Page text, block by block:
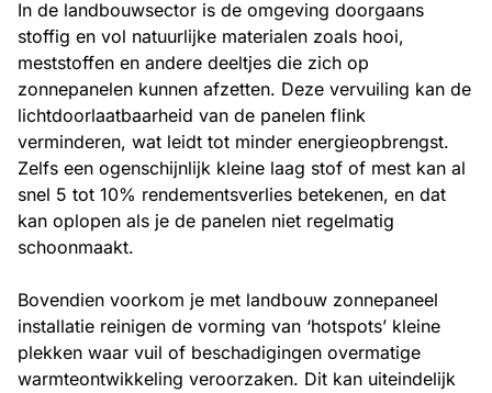
In de landbouwsector is de omgeving doorgaans
stoffig en vol natuurlijke materialen zoals hooi,
meststoffen en andere deeltjes die zich op
zonnepanelen kunnen afzetten. Deze vervuiling kan de
lichtdoorlaatbaarheid van de panelen flink
verminderen, wat leidt tot minder energieopbrengst.
Zelfs een ogenschijnlijk kleine laag stof of mest kan al
snel 5 tot 10% rendementsverlies betekenen, en dat
kan oplopen als je de panelen niet regelmatig
schoonmaakt.
Bovendien voorkom je met landbouw zonnepaneel
installatie reinigen de vorming van ‘hotspots’ kleine
plekken waar vuil of beschadigingen overmatige
warmteontwikkeling veroorzaken. Dit kan uiteindelijk